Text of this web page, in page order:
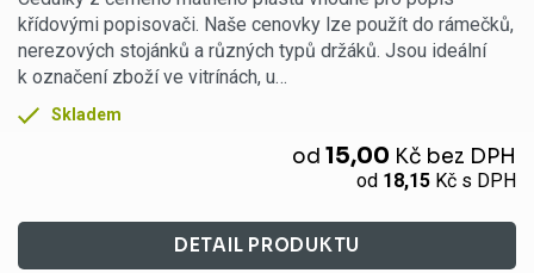
křídovými popisovači. Naše cenovky lze použít do rámečků,
nerezových stojánků a různých typů držáků. Jsou ideální
k označení zboží ve vitrínách, u…
Skladem
od 15,00 Kč bez DPH
od 18,15 Kč s DPH
DETAIL PRODUKTU